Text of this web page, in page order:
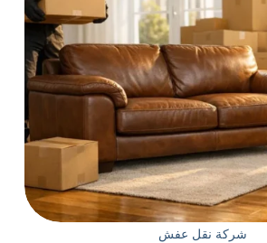
شركة نقل عفش